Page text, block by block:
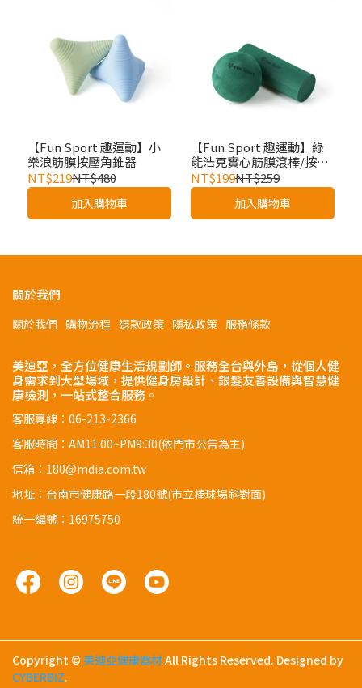
【Fun Sport 趣運動】小
樂浪筋膜按壓角錐器
NT$219NT$480
加入購物車
【Fun Sport 趣運動】綠
能浩克實心筋膜滾棒/按摩
球
NT$199NT$259
加入購物車
關於我們
關於我們 購物流程 退款政策 隱私政策 服務條款
美迪亞，全方位健康生活規劃師。服務全台與外島，從個人健
身需求到大型場域，提供健身房設計、銀髮友善設備與智慧健
康檢測，一站式整合服務。
客服專線：06-213-2366
客服時間：AM11:00~PM9:30(依門市公告為主)
信箱：180@mdia.com.tw
地址：台南市健康路一段180號(市立棒球場斜對面)
統一編號：16975750
Copyright © 美迪亞健康器材All Rights Reserved. Designed by
CYBERBIZ.